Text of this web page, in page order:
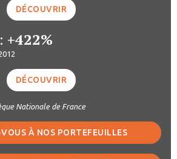
DÉCOUVRIR
+422%
DÉCOUVRIR
Nationale de France
À NOS PORTEFEUILLES